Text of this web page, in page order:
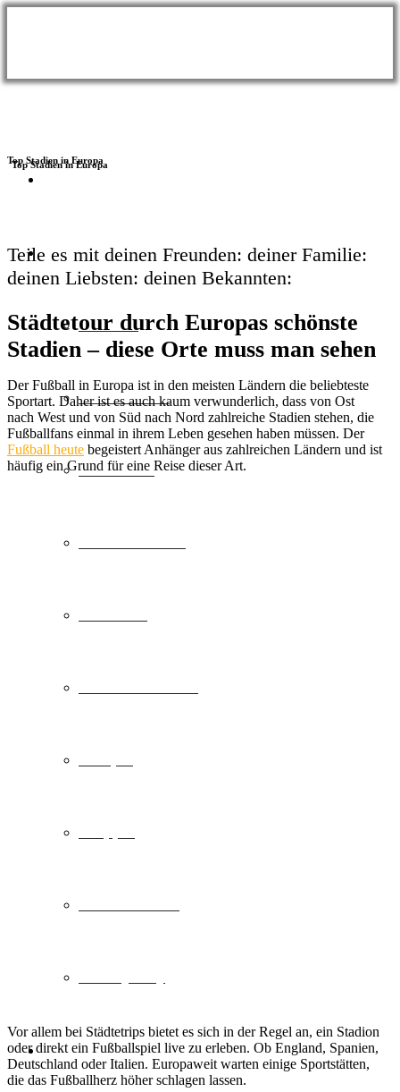
Themen
Wellness
Meer & Seen
Städtereise
Destinationen
Top Stadien in Europa
Teile es mit deinen Freunden: deiner Familie:
deinen Liebsten: deinen Bekannten:
Städtetour durch Europas schönste
Stadien – diese Orte muss man sehen
Der Fußball in Europa ist in den meisten Ländern die beliebteste
Sportart. Daher ist es auch kaum verwunderlich, dass von Ost
nach West und von Süd nach Nord zahlreiche Stadien stehen, die
Fußballfans einmal in ihrem Leben gesehen haben müssen. Der
Fußball heute begeistert Anhänger aus zahlreichen Ländern und ist
häufig ein Grund für eine Reise dieser Art.
Vor allem bei Städtetrips bietet es sich in der Regel an, ein Stadion
oder direkt ein Fußballspiel live zu erleben. Ob England, Spanien,
Deutschland oder Italien. Europaweit warten einige Sportstätten,
die das Fußballherz höher schlagen lassen.